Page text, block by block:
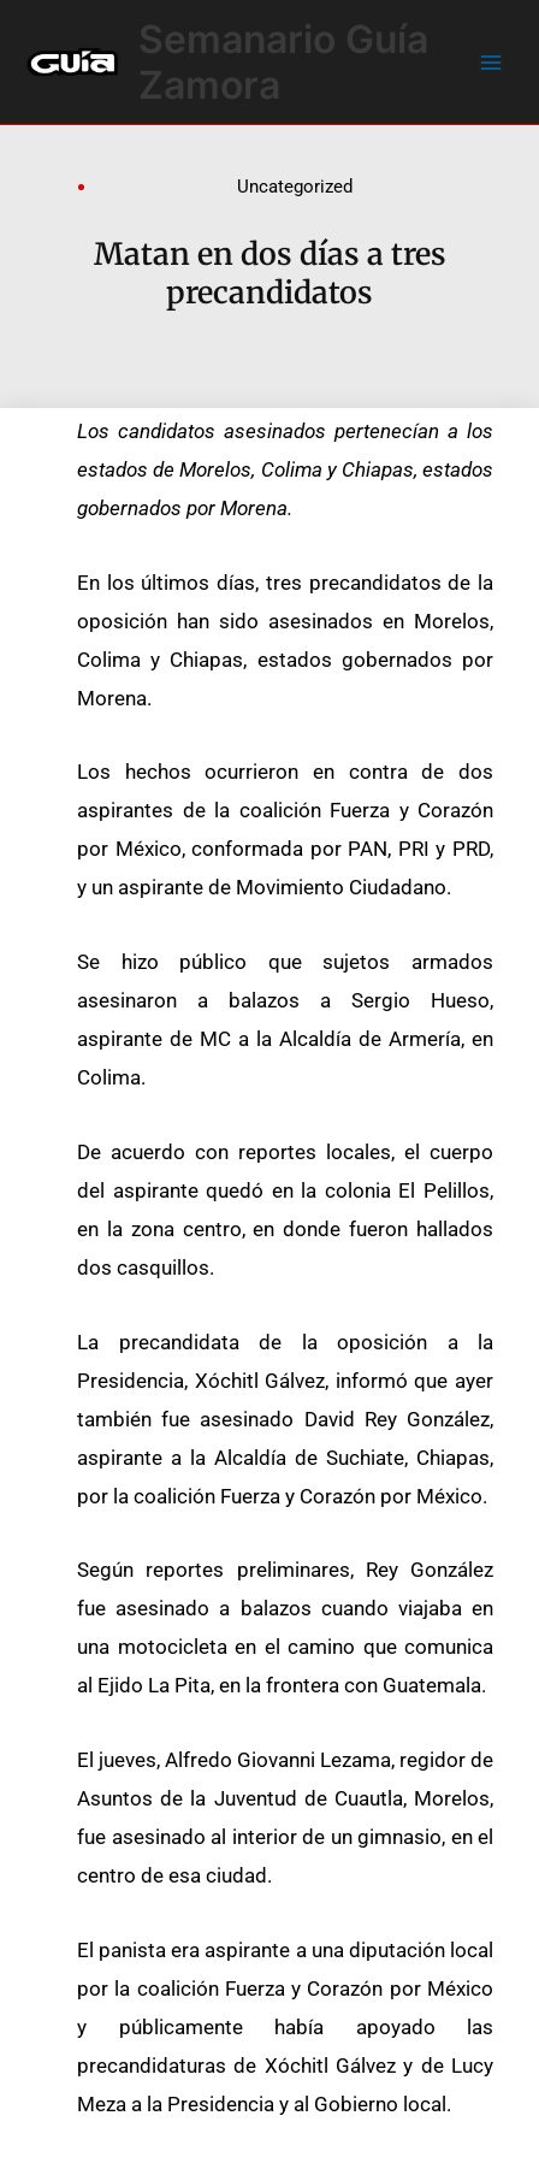
contenido
Semanario Guía
Zamora
Uncategorized
Matan en dos días a tres
precandidatos
Los candidatos asesinados pertenecían a los
estados de Morelos, Colima y Chiapas, estados
gobernados por Morena.
En los últimos días, tres precandidatos de la
oposición han sido asesinados en Morelos,
Colima y Chiapas, estados gobernados por
Morena.
Los hechos ocurrieron en contra de dos
aspirantes de la coalición Fuerza y Corazón
por México, conformada por PAN, PRI y PRD,
y un aspirante de Movimiento Ciudadano.
Se hizo público que sujetos armados
asesinaron a balazos a Sergio Hueso,
aspirante de MC a la Alcaldía de Armería, en
Colima.
De acuerdo con reportes locales, el cuerpo
del aspirante quedó en la colonia El Pelillos,
en la zona centro, en donde fueron hallados
dos casquillos.
La precandidata de la oposición a la
Presidencia, Xóchitl Gálvez, informó que ayer
también fue asesinado David Rey González,
aspirante a la Alcaldía de Suchiate, Chiapas,
por la coalición Fuerza y Corazón por México.
Según reportes preliminares, Rey González
fue asesinado a balazos cuando viajaba en
una motocicleta en el camino que comunica
al Ejido La Pita, en la frontera con Guatemala.
El jueves, Alfredo Giovanni Lezama, regidor de
Asuntos de la Juventud de Cuautla, Morelos,
fue asesinado al interior de un gimnasio, en el
centro de esa ciudad.
El panista era aspirante a una diputación local
por la coalición Fuerza y Corazón por México
y públicamente había apoyado las
precandidaturas de Xóchitl Gálvez y de Lucy
Meza a la Presidencia y al Gobierno local.